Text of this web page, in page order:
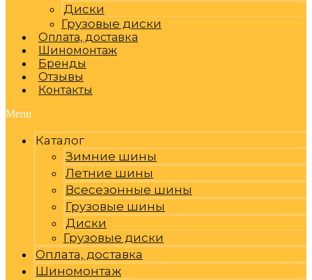
Диски
Грузовые диски
Оплата, доставка
Шиномонтаж
Бренды
Отзывы
Контакты
Menu
Каталог
Зимние шины
Летние шины
Всесезонные шины
Грузовые шины
Диски
Грузовые диски
Оплата, доставка
Шиномонтаж